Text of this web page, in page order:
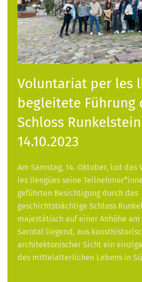
Voluntariat per les
begleitete Führung
Schloss
14.10.2023
Am Samstag, 14. Oktober, lud
les llengües seine
geführten Besichtigung durch das
geschichtsträchtige Schloss
majestätisch auf einer Anhöhe am
Sarntal liegend, aus
architektonischer Sicht ein
des mittelalterlichen Lebens in